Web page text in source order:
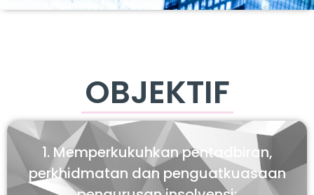
OBJEKTIF
1. Memperkukuhkan pentadbiran,
perkhidmatan dan penguatkuasaan